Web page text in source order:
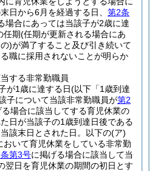
日から6月を経過する日、 第2条
場合にあっては当該子が2歳に達
任期(任期が更新される場合にあ
)が満了すること及び引き続いて
職に採用されないことが明らか
する非常勤職員
が1歳に達する日(以下「1歳到達
子について当該非常勤職員が第2
る場合に該当してする育児休業の
日が当該子の1歳到達日後である
該末日とされた日。以下の(ア)
おいて育児休業をしている非常勤
第3号に掲げる場合に該当して当
翌日を育児休業の期間の初日とす